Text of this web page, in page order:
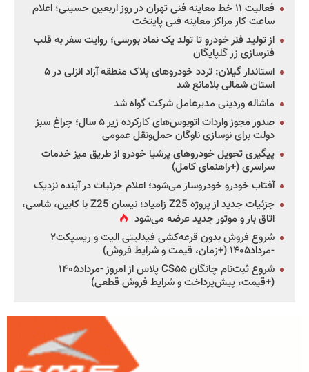
فعالیت ۱۱ خط معاینه فنی تهران در روز اربعین حسینی؛ اعلام
ساعت کار مراکز معاینه فنی پایتخت
از تولید فنر خودرو تا تولد یک نماد بورسی؛ روایت سفر به قلب
فنرسازی زر گلپایگان
استاندار گیلان: تردد خودروهای پلاک منطقه آزاد انزلی در ۵
استان شمالی بلامانع شد
ماشاله وردینی مدیرعامل شرکت گواه شد
صدور مجوز واردات اتوبوس‌های کارکرده زیر ۵ سال؛ چراغ سبز
دولت برای نوسازی ناوگان حمل‌ونقل عمومی
پیگیری تحویل خودروهای پرشیا خودرو از طریق میز خدمات
سراسری (+راهنمای کامل)
آفتاب خودرو خودروساز می‌شود؛ اعلام جزئیات در آینده نزدیک
جزئیات جدید از پروژه Z25 زامیاد؛ نیسان Z25 با کابین، شاسی،
اتاق بار و موتور جدید عرضه می‌شود
شروع فروش بدون قرعه‌کشی فیدلیتی الیت و ریسپکت۲
-مرداد۱۴۰۵ (+زمان، قیمت و شرایط فروش)
شروع ثبت‌نام چانگان CS۵۵ پلاس از امروز -مرداد۱۴۰۵
(+قیمت، پیش‌پرداخت و شرایط فروش قطعی)